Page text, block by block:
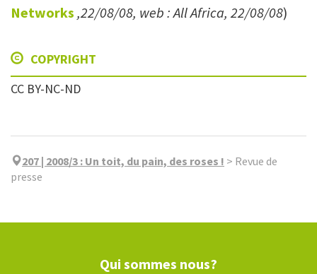
Networks ,22/08/08, web : All Africa, 22/08/08)
COPYRIGHT
CC BY-NC-ND
207 | 2008/3 : Un toit, du pain, des roses ! > Revue de
presse
Qui sommes nous?